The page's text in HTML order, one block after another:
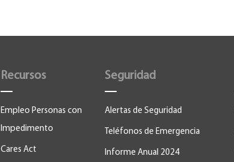
Recursos
Empleo Personas con
Impedimento
Cares Act
Seguridad
Alertas de Seguridad
Teléfonos de Emergencia
Informe Anual 2024